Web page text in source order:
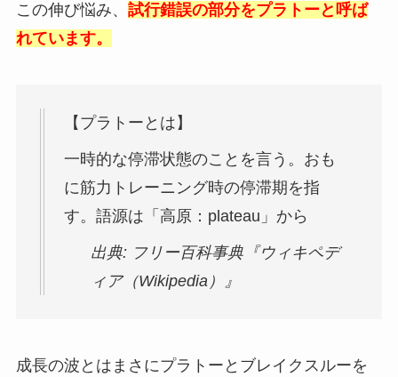
この伸び悩み、 試行錯誤の部分をプラトーと呼ば
れています。
【プラトーとは】
一時的な停滞状態のことを言う。おも
に筋力トレーニング時の停滞期を指
す。語源は「高原：plateau」から
出典: フリー百科事典『ウィキペデ
ィア（Wikipedia）』
成長の波とはまさにプラトーとブレイクスルーを